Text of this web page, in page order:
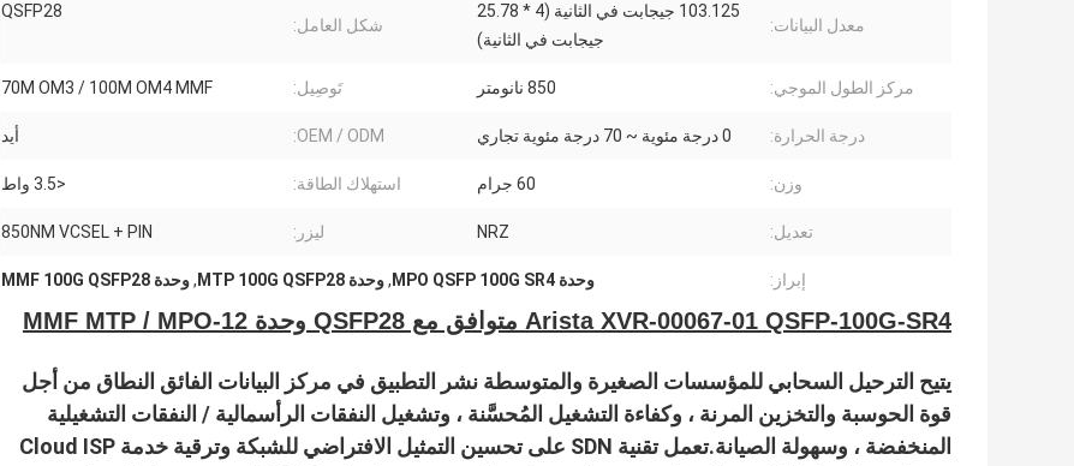
معدل البيانات:
103.125 جيجابت في الثانية (4 * 25.78
جيجابت في الثانية)
شكل العامل:
QSFP28
مركز الطول الموجي: 850 نانومتر تَوصِيل: 70M OM3 / 100M OM4 MMF
درجة الحرارة: 0 درجة مئوية ~ 70 درجة مئوية تجاري OEM / ODM: أيد
وزن: 60 جرام استهلاك الطاقة: <3.5 واط
تعديل: NRZ ليزر: 850NM VCSEL + PIN
إبراز: وحدة MPO QSFP 100G SR4 ,وحدة MTP 100G QSFP28 ,وحدة MMF 100G QSFP28
Arista XVR-00067-01 QSFP-100G-SR4 متوافق مع QSFP28 وحدة MMF MTP / MPO-12
يتيح الترحيل السحابي للمؤسسات الصغيرة والمتوسطة نشر التطبيق في مركز البيانات الفائق النطاق من أجل
قوة الحوسبة والتخزين المرنة ، وكفاءة التشغيل المُحسَّنة ، وتشغيل النفقات الرأسمالية / النفقات التشغيلية
المنخفضة ، وسهولة الصيانة.تعمل تقنية SDN على تحسين التمثيل الافتراضي للشبكة وترقية خدمة Cloud ISP